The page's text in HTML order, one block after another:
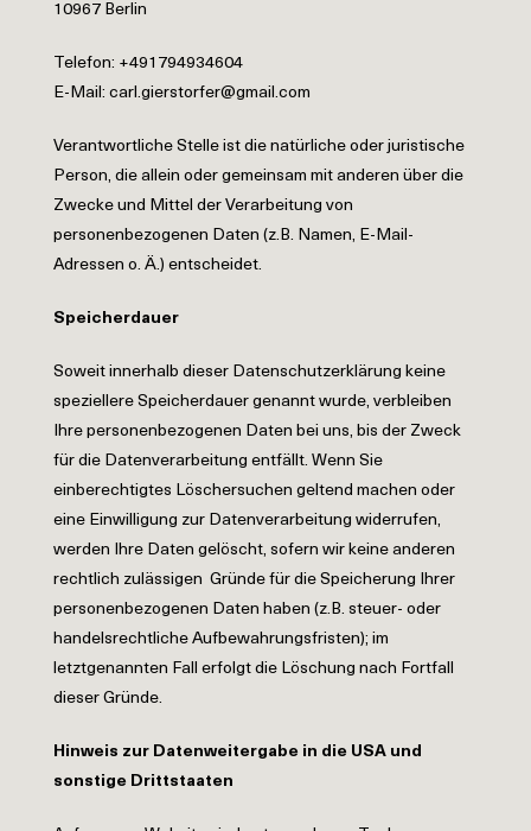
10967 Berlin
Telefon: +491794934604
E-Mail: carl.gierstorfer@gmail.com
Verantwortliche Stelle ist die natürliche oder juristische
Person, die allein oder gemeinsam mit anderen über die
Zwecke und Mittel der Verarbeitung von
personenbezogenen Daten (z.B. Namen, E-Mail-
Adressen o. Ä.) entscheidet.
Speicherdauer
Soweit innerhalb dieser Datenschutzerklärung keine
speziellere Speicherdauer genannt wurde, verbleiben
Ihre personenbezogenen Daten bei uns, bis der Zweck
für die Datenverarbeitung entfällt. Wenn Sie
einberechtigtes Löschersuchen geltend machen oder
eine Einwilligung zur Datenverarbeitung widerrufen,
werden Ihre Daten gelöscht, sofern wir keine anderen
rechtlich zulässigen Gründe für die Speicherung Ihrer
personenbezogenen Daten haben (z.B. steuer- oder
handelsrechtliche Aufbewahrungsfristen); im
letztgenannten Fall erfolgt die Löschung nach Fortfall
dieser Gründe.
Hinweis zur Datenweitergabe in die USA und
sonstige Drittstaaten